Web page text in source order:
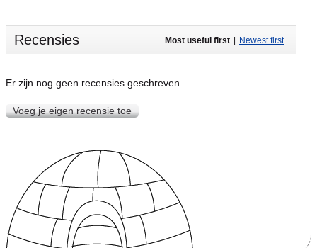
Recensies Most useful first Newest first
Er zijn nog geen recensies geschreven.
Voeg je eigen recensie toe